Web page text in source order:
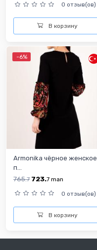
0 отзыв(ов)
В корзину
-6%
Armonika чёрное женское
п...
765.7 723.7 man
0 отзыв(ов)
В корзину